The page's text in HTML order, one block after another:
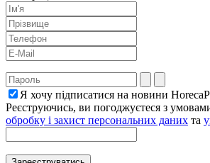
Я хочу підписатися на новини
Реєструючись, ви погоджуєтеся з
обробку і захист персональних даних та